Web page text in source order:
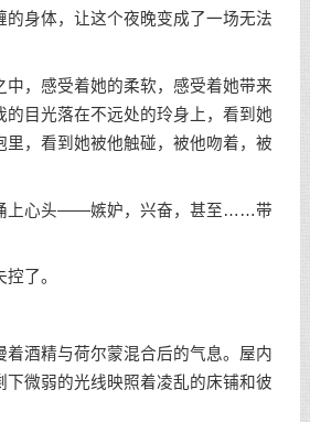
的身体，让这个夜晚变成了一场无法
中，感受着她的柔软，感受着她带来
的目光落在不远处的玲身上，看到她
里，看到她被他触碰，被他吻着，被
上心头——嫉妒，兴奋，甚至……带
了。
着酒精与荷尔蒙混合后的气息。屋内
下微弱的光线映照着凌乱的床铺和彼